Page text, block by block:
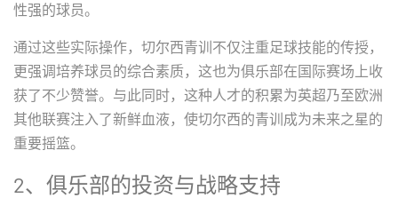
性强的球员。
通过这些实际操作，切尔西青训不仅注重足球技能的传授，
更强调培养球员的综合素质，这也为俱乐部在国际赛场上收
获了不少赞誉。与此同时，这种人才的积累为英超乃至欧洲
其他联赛注入了新鲜血液，使切尔西的青训成为未来之星的
重要摇篮。
2、俱乐部的投资与战略支持